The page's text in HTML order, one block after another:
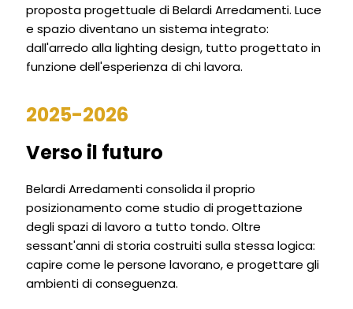
proposta progettuale di Belardi Arredamenti. Luce
e spazio diventano un sistema integrato:
dall'arredo alla lighting design, tutto progettato in
funzione dell'esperienza di chi lavora.
2025-2026
Verso il futuro
Belardi Arredamenti consolida il proprio
posizionamento come studio di progettazione
degli spazi di lavoro a tutto tondo. Oltre
sessant'anni di storia costruiti sulla stessa logica:
capire come le persone lavorano, e progettare gli
ambienti di conseguenza.